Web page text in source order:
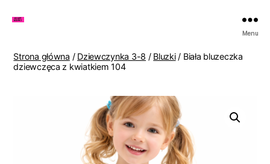
Lenki
Menu
Strona główna / Dziewczynka 3-8 / Bluzki/ Biała bluzeczka
dziewczęca z kwiatkiem 104